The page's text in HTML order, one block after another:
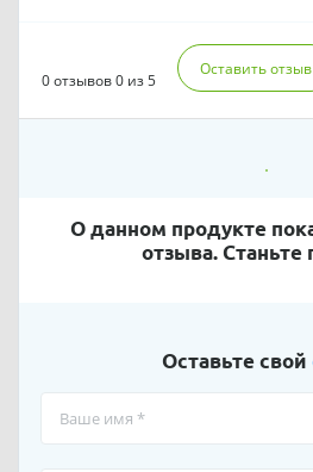
0 отзывов0 из 5
Оставить отзыв
О данном продукте
отзыва.
Оставьте свой